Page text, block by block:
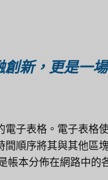
新，更是一
子表格。電子表格
順序將其與其他區
帳本分佈在網路中的